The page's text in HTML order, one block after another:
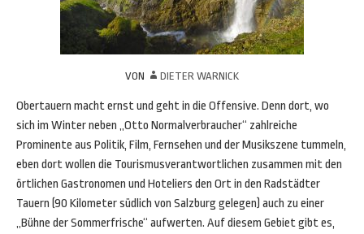
VON DIETER WARNICK
Obertauern macht ernst und geht in die Offensive. Denn dort, wo
sich im Winter neben „Otto Normalverbraucher“ zahlreiche
Prominente aus Politik, Film, Fernsehen und der Musikszene tummeln,
eben dort wollen die Tourismusverantwortlichen zusammen mit den
örtlichen Gastronomen und Hoteliers den Ort in den Radstädter
Tauern (90 Kilometer südlich von Salzburg gelegen) auch zu einer
„Bühne der Sommerfrische“ aufwerten. Auf diesem Gebiet gibt es,